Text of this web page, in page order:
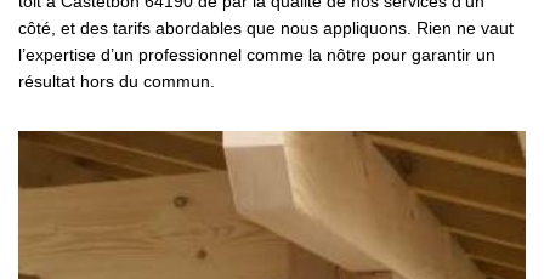
côté, et des tarifs abordables que nous appliquons. Rien ne vaut
l’expertise d’un professionnel comme la nôtre pour garantir un
résultat hors du commun.